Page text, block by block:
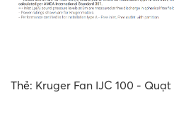
Thẻ: Kruger Fan IJC 100 -